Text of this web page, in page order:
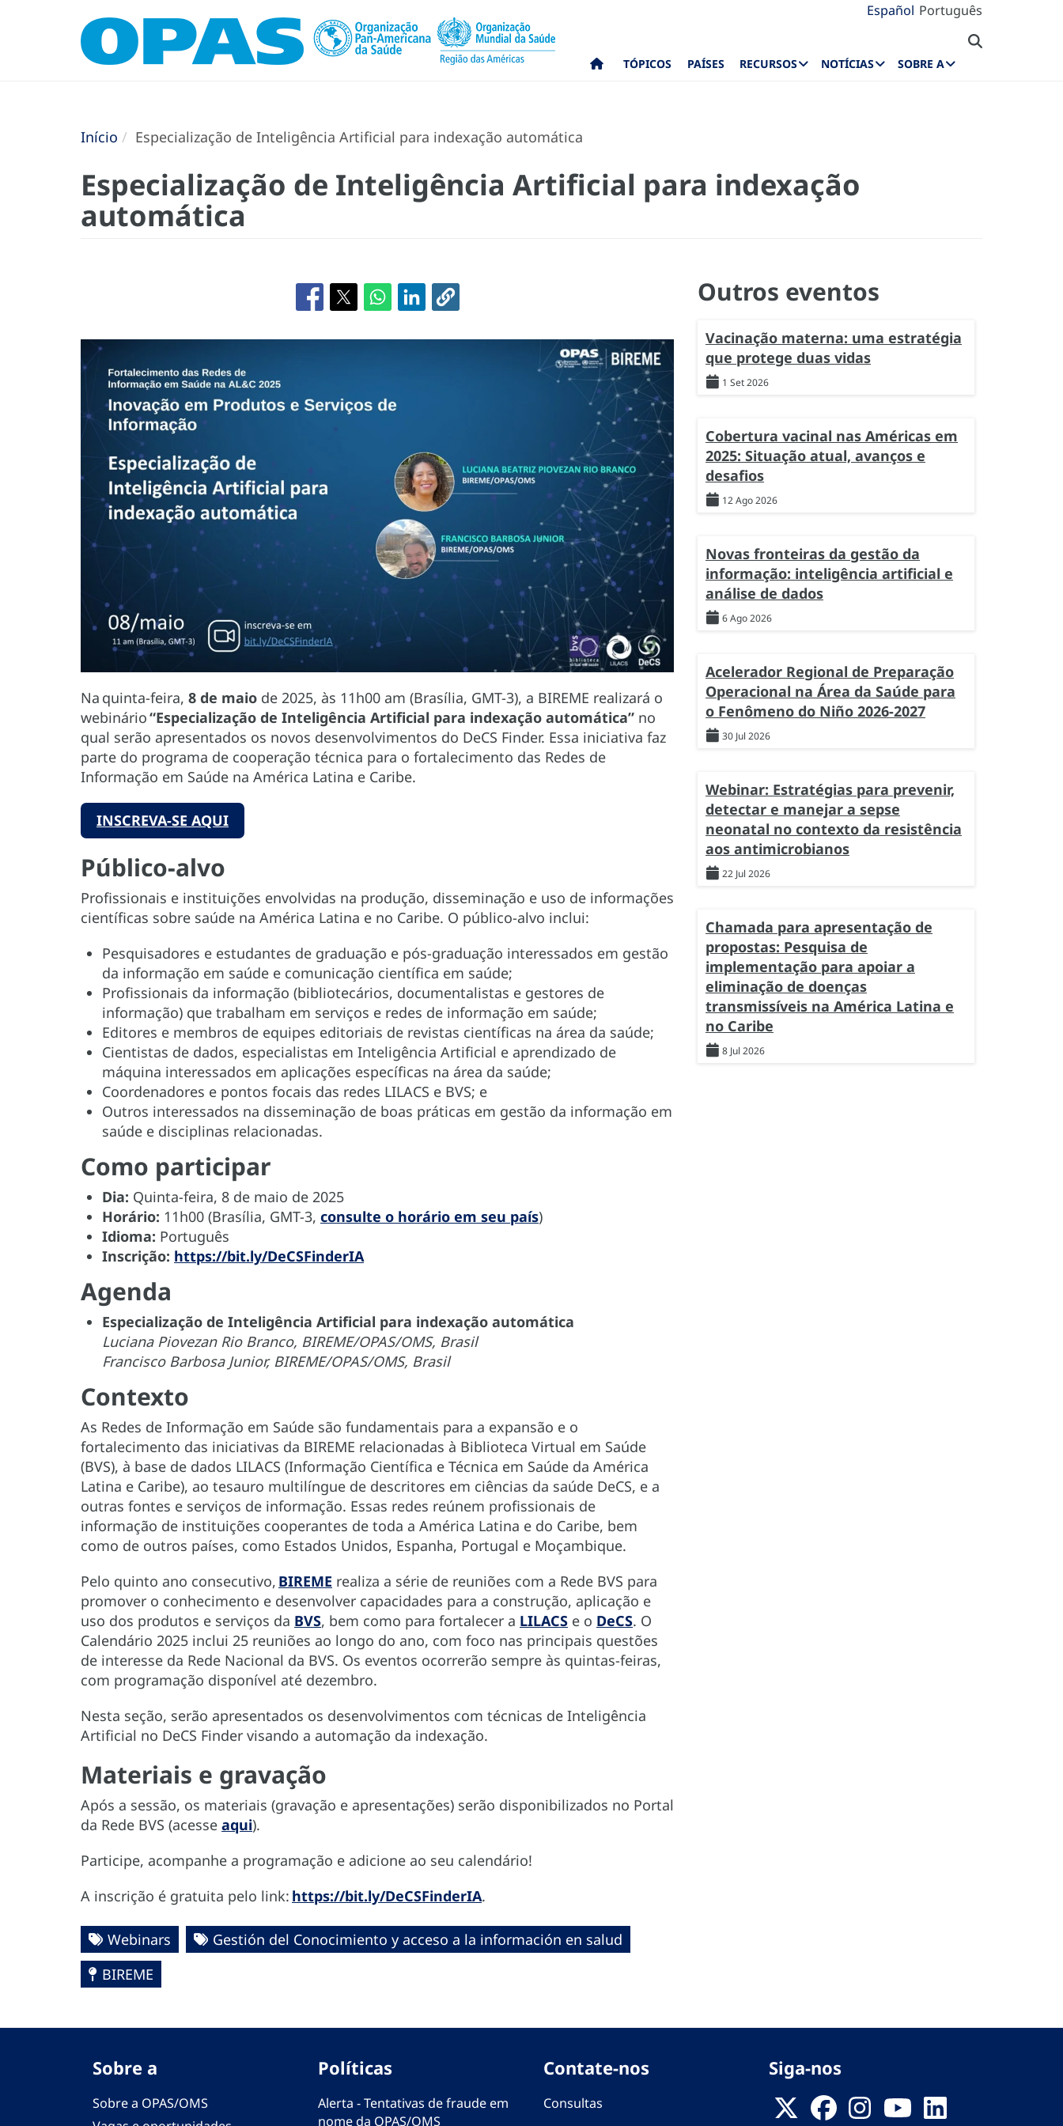
Español Português
TÓPICOS PAÍSES RECURSOS NOTÍCIAS SOBRE A
Início Especialização de Inteligência Artificial para indexação automática
Especialização de Inteligência Artificial para indexação
automática
Na quinta-feira, 8 de maio de 2025, às 11h00 am (Brasília, GMT-3), a BIREME realizará o
webinário“Especialização de Inteligência Artificial para indexação automática” no
qual serão apresentados os novos desenvolvimentos do DeCS Finder. Essa iniciativa faz
parte do programa de cooperação técnica para o fortalecimento das Redes de
Informação em Saúde na América Latina e Caribe.
INSCREVA-SE AQUI
Público-alvo
Profissionais e instituições envolvidas na produção, disseminação e uso de informações
científicas sobre saúde na América Latina e no Caribe. O público-alvo inclui:
Pesquisadores e estudantes de graduação e pós-graduação interessados em gestão
da informação em saúde e comunicação científica em saúde;
Profissionais da informação (bibliotecários, documentalistas e gestores de
informação) que trabalham em serviços e redes de informação em saúde;
Editores e membros de equipes editoriais de revistas científicas na área da saúde;
Cientistas de dados, especialistas em Inteligência Artificial e aprendizado de
máquina interessados em aplicações específicas na área da saúde;
Coordenadores e pontos focais das redes LILACS e BVS; e
Outros interessados na disseminação de boas práticas em gestão da informação em
saúde e disciplinas relacionadas.
Como participar
Dia: Quinta-feira, 8 de maio de 2025
Horário: 11h00 (Brasília, GMT-3, consulte o horário em seu país)
Idioma: Português
Inscrição: https://bit.ly/DeCSFinderIA
Agenda
Especialização de Inteligência Artificial para indexação automática
Luciana Piovezan Rio Branco, BIREME/OPAS/OMS, Brasil
Francisco Barbosa Junior, BIREME/OPAS/OMS, Brasil
Contexto
As Redes de Informação em Saúde são fundamentais para a expansão e o
fortalecimento das iniciativas da BIREME relacionadas à Biblioteca Virtual em Saúde
(BVS), à base de dados LILACS (Informação Científica e Técnica em Saúde da América
Latina e Caribe), ao tesauro multilíngue de descritores em ciências da saúde DeCS, e a
outras fontes e serviços de informação. Essas redes reúnem profissionais de
informação de instituições cooperantes de toda a América Latina e do Caribe, bem
como de outros países, como Estados Unidos, Espanha, Portugal e Moçambique.
Pelo quinto ano consecutivo, BIREME realiza a série de reuniões com a Rede BVS para
promover o conhecimento e desenvolver capacidades para a construção, aplicação e
uso dos produtos e serviços da BVS, bem como para fortalecer a LILACS e o DeCS. O
Calendário 2025 inclui 25 reuniões ao longo do ano, com foco nas principais questões
de interesse da Rede Nacional da BVS. Os eventos ocorrerão sempre às quintas-feiras,
com programação disponível até dezembro.
Nesta seção, serão apresentados os desenvolvimentos com técnicas de Inteligência
Artificial no DeCS Finder visando a automação da indexação.
Materiais e gravação
Após a sessão, os materiais (gravação e apresentações) serão disponibilizados no Portal
da Rede BVS (acesse aqui).
Participe, acompanhe a programação e adicione ao seu calendário!
A inscrição é gratuita pelo link: https://bit.ly/DeCSFinderIA.
Webinars
Gestión del Conocimiento y acceso a la información en salud
BIREME
Outros eventos
Vacinação materna: uma estratégia
que protege duas vidas
1 Set 2026
Cobertura vacinal nas Américas em
2025: Situação atual, avanços e
desafios
12 Ago 2026
Novas fronteiras da gestão da
informação: inteligência artificial e
análise de dados
6 Ago 2026
Acelerador Regional de Preparação
Operacional na Área da Saúde para
o Fenômeno do Niño 2026-2027
30 Jul 2026
Webinar: Estratégias para prevenir,
detectar e manejar a sepse
neonatal no contexto da resistência
aos antimicrobianos
22 Jul 2026
Chamada para apresentação de
propostas: Pesquisa de
implementação para apoiar a
eliminação de doenças
transmissíveis na América Latina e
no Caribe
8 Jul 2026
Sobre a
Sobre a OPAS/OMS
Políticas
Alerta - Tentativas de fraude em
nome da OPAS/OMS
Contate-nos
Consultas
Siga-nos